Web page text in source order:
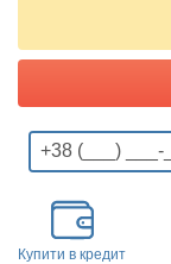
Купити в кредит